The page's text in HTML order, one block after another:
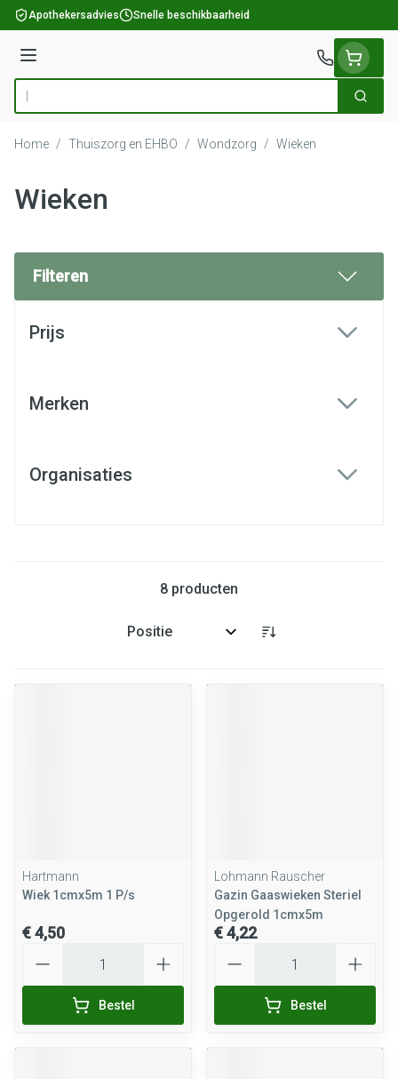
Ga naar de inhoud
Apothekersadvies Snelle beschikbaarheid
Menu
Product, merk, categorie... Zoek
Home / Thuiszorg en EHBO / Wondzorg / Wieken
Wieken
Filteren
Prijs
Merken
Organisaties
8 producten
Sorteer op:
Hartmann
Wiek 1cmx5m 1 P/s
€ 4,50
Bestel
Lohmann Rauscher
Gazin Gaaswieken Steriel
Opgerold 1cmx5m
€ 4,22
Bestel